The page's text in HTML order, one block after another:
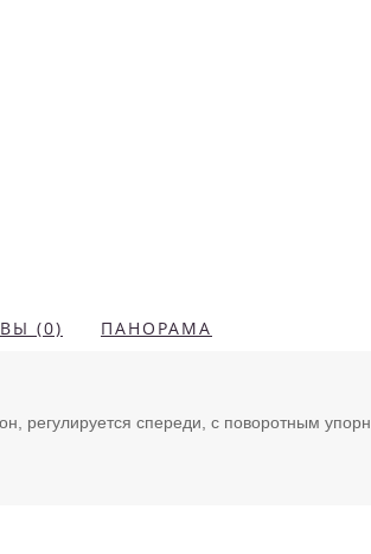
(0) ПАНОРАМА
регулируется спереди, с поворотным